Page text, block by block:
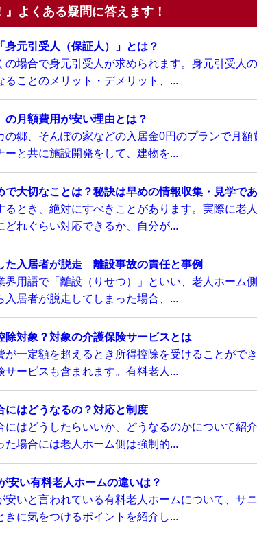
よくある疑問に答えます！
元引受人（保証人）」とは？
場合で身元引受人が求められます。身元引受人
ことのメリット・デメリット、...
月額費用が安い理由とは？
郷、そんぽの家などの入居金0円のプランで月額
と共に施設開発をして、建物を...
で大切なことは？秘訣は早めの情報収集・見学で
とき、絶対にすべきことがあります。実際に老
れぐらい対応できるか、自分が...
た入居者が脱走 離設事故の責任と事例
用語で「離設（りせつ）」といい、老人ホーム
居者が脱走してしまった場合、...
対象？対象の介護保険サービスとは
が一定額を超えるとき所得控除を受けることがで
ービスも含まれます。有料老人...
にはどうなるの？対応と制度
はどうしたらいいか、どうなるのかについて紹
場合には老人ホーム側は強制的...
い有料老人ホームの違いは？
安いと言われている有料老人ホームについて、サ
に気をつけるポイントを紹介し...